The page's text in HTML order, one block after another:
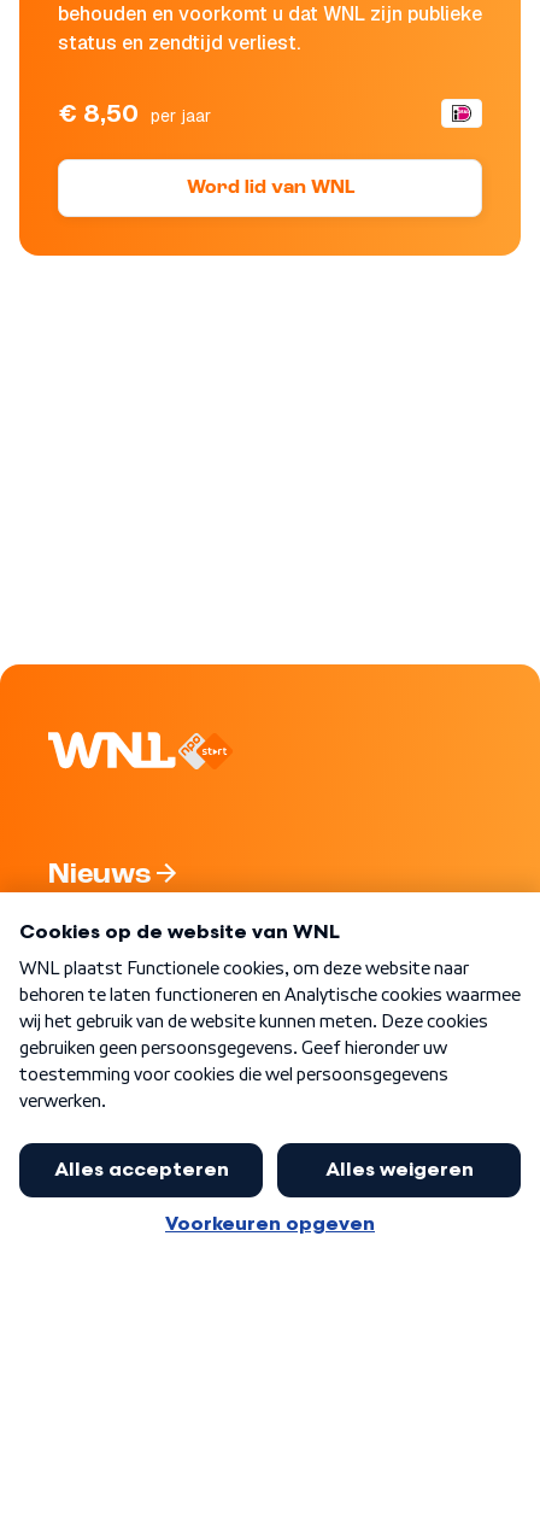
behouden en voorkomt u dat WNL zijn publieke
status en zendtijd verliest.
€ 8,50 per jaar
Word lid van WNL
Nieuws
Nieuwsbrief
Word Lid